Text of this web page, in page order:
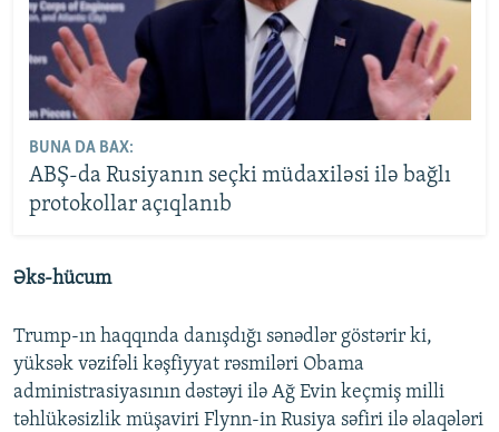
BUNA DA BAX:
ABŞ-da Rusiyanın seçki müdaxiləsi ilə bağlı
protokollar açıqlanıb
Əks-hücum
Trump-ın haqqında danışdığı sənədlər göstərir ki,
yüksək vəzifəli kəşfiyyat rəsmiləri Obama
administrasiyasının dəstəyi ilə Ağ Evin keçmiş milli
təhlükəsizlik müşaviri Flynn-in Rusiya səfiri ilə əlaqələri